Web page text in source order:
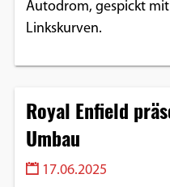
Autodrom, gespickt
Linkskurven.
Royal Enfield
Umbau
17.06.2025